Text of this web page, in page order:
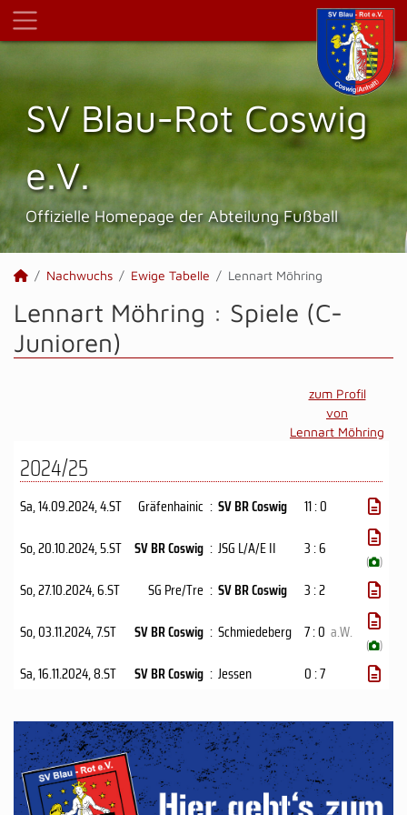
SV Blau-Rot Coswig
e.V.
Offizielle Homepage der Abteilung Fußball
Nachwuchs Ewige Tabelle Lennart Möhring
Lennart Möhring : Spiele (C-
Junioren)
zum Profil
von
Lennart Möhring
2024/25
Sa, 14.09.2024, 4.ST Gräfenhainic : SV BR Coswig
11 : 0
So, 20.10.2024, 5.ST SV BR Coswig : JSG L/A/E II 3 : 6
( )
So, 27.10.2024, 6.ST SG Pre/Tre : SV BR Coswig
3 : 2
So, 03.11.2024, 7.ST SV BR Coswig : Schmiedeberg 7 : 0 a.W.
( )
Sa, 16.11.2024, 8.ST SV BR Coswig : Jessen 0 : 7